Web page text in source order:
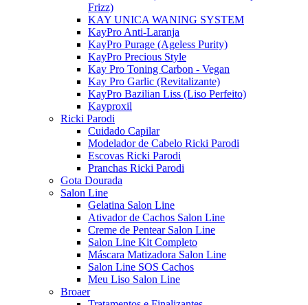
Frizz)
KAY UNICA WANING SYSTEM
KayPro Anti-Laranja
KayPro Purage (Ageless Purity)
KayPro Precious Style
Kay Pro Toning Carbon - Vegan
Kay Pro Garlic (Revitalizante)
KayPro Bazilian Liss (Liso Perfeito)
Kayproxil
Ricki Parodi
Cuidado Capilar
Modelador de Cabelo Ricki Parodi
Escovas Ricki Parodi
Pranchas Ricki Parodi
Gota Dourada
Salon Line
Gelatina Salon Line
Ativador de Cachos Salon Line
Creme de Pentear Salon Line
Salon Line Kit Completo
Máscara Matizadora Salon Line
Salon Line SOS Cachos
Meu Liso Salon Line
Broaer